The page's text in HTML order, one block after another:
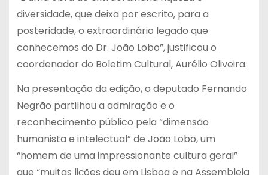
diversidade, que deixa por escrito, para a
posteridade, o extraordinário legado que
conhecemos do Dr. João Lobo”, justificou o
coordenador do Boletim Cultural, Aurélio Oliveira.
Na presentação da edição, o deputado Fernando
Negrão partilhou a admiração e o
reconhecimento público pela “dimensão
humanista e intelectual” de João Lobo, um
“homem de uma impressionante cultura geral”